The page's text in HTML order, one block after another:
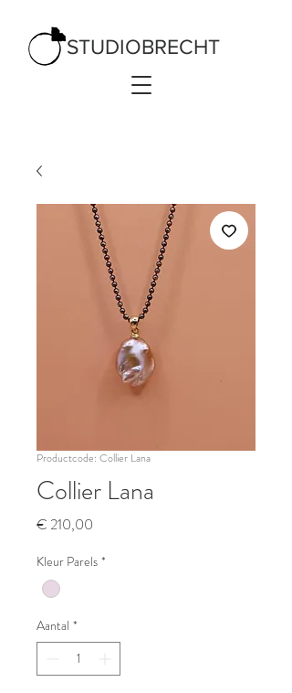
STUDIOBRECHT
Productcode: Collier Lana
Collier Lana
€ 210,00
Kleur Parels *
Aantal *